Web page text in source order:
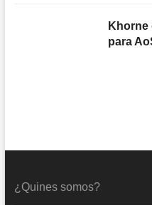
Khorne
para
¿Quines somos?